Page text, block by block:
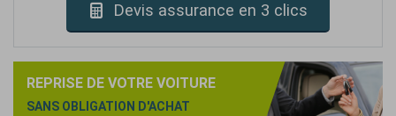
Devis assurance en 3 clics
REPRISE DE VOTRE VOITURE
SANS OBLIGATION D'ACHAT